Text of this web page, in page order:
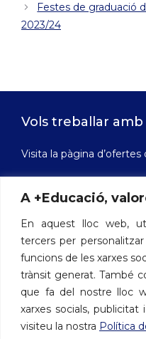
A +Educació,
En aquest lloc web,
tercers per
funcions de les xarxes
trànsit generat. També
que fa del nostre lloc
xarxes socials,
visiteu la nostra Política
Festes de graduació
2023/24
Vols treballar amb
Visita la pàgina
Contacte
Avinguda de les
Telèfon: 722 412 500